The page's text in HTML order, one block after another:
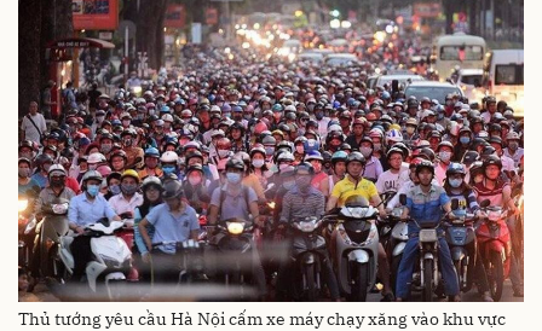
Thủ tướng yêu cầu Hà Nội cấm xe máy chạy xăng vào khu vực